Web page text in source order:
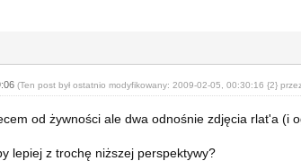
(Ten post był ostatnio modyfikowany: 2009-02-05, 00:30:16 {2}
od żywności ale dwa odnośnie zdjęcia rlat'a (i
lepiej z trochę niższej perspektywy?